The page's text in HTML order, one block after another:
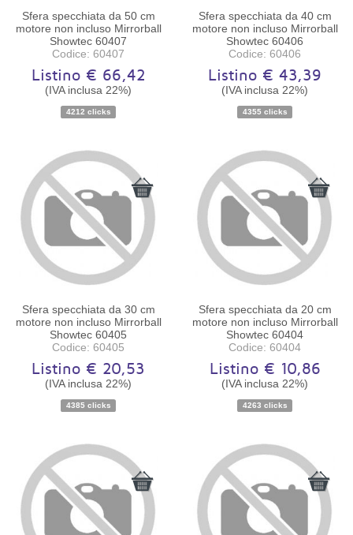
Disponibilità:Ordinabile
Sfera specchiata da 50 cm
motore non incluso Mirrorball
Showtec 60407
Codice: 60407
Listino € 66,42
(IVA inclusa 22%)
4212 clicks
Disponibilità:Ordinabile
Sfera specchiata da 40 cm
motore non incluso Mirrorball
Showtec 60406
Codice: 60406
Listino € 43,39
(IVA inclusa 22%)
4355 clicks
Disponibilità:Ordinabile
Sfera specchiata da 30 cm
motore non incluso Mirrorball
Showtec 60405
Codice: 60405
Listino € 20,53
(IVA inclusa 22%)
4385 clicks
Disponibilità:Ordinabile
Sfera specchiata da 20 cm
motore non incluso Mirrorball
Showtec 60404
Codice: 60404
Listino € 10,86
(IVA inclusa 22%)
4263 clicks